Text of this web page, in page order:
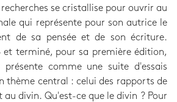
se cristallise pour ouvrir au
qui représente pour son autrice le
de sa pensée et de son écriture.
et terminé, pour sa première édition,
présente comme une suite d'essais
thème central : celui des rapports de
au divin. Qu'est-ce que le divin ? Pour